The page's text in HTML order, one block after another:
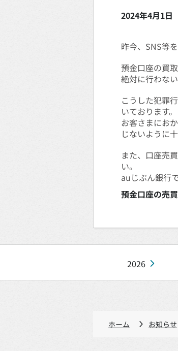
2024年4月1日
昨今、SNS等
預金口座の買
絶対に行わな
こうした犯罪
いております。
お客さまにお
じないように
また、口座売
い。
auじぶん銀行
預金口座の売
2026
ホーム お知らせ